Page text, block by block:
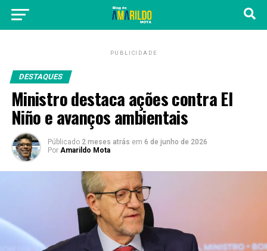
PUBLICIDADE
DESTAQUES
Ministro destaca ações contra El
Niño e avanços ambientais
Públicado 2 meses atrás em 6 de junho de 2026
Por Amarildo Mota